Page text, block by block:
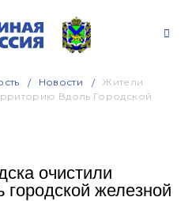
Новости
Жители
Вдоль Городской
очистили
железной